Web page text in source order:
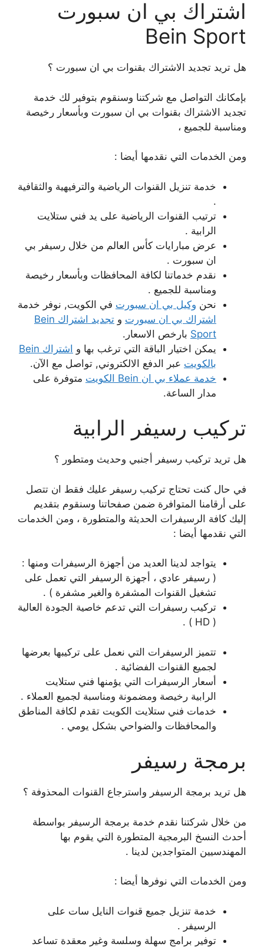
اشتراك بي ان سبورت
Bein Sport
هل تريد تجديد الاشتراك بقنوات بي ان سبورت ؟
بإمكانك التواصل مع شركتنا وسنقوم بتوفير لك خدمة
تجديد الاشتراك بقنوات بي ان سبورت وبأسعار رخيصة
ومناسبة للجميع ،
ومن الخدمات التي نقدمها أيضا :
خدمة تنزيل القنوات الرياضية والترفيهية والثقافية
.
ترتيب القنوات الرياضية على يد فني ستلايت
الرابية .
عرض مبارايات كأس العالم من خلال رسيفر بي
ان سبورت .
نقدم خدماتنا لكافة المحافظات وبأسعار رخيصة
ومناسبة للجميع .
نحن وكيل بي ان سبورت في الكويت, نوفر خدمة
اشتراك بي ان سبورت و
تجديد اشتراك Bein
Sport بارخص الاسعار.
يمكن اختيار الباقة التي ترغب بها و
اشتراك Bein
بالكويت عبر الدفع الالكتروني, تواصل مع الآن.
خدمة عملاء بي ان Bein الكويت
متوفرة على
مدار الساعة.
تركيب رسيفر الرابية
هل تريد تركيب رسيفر أجنبي وحديث ومتطور ؟
في حال كنت تحتاج تركيب رسيفر عليك فقط ان تتصل
على أرقامنا المتوافرة ضمن صفحاتنا وسنقوم بتقديم
إليك كافة الرسيفرات الحديثة والمتطورة ، ومن الخدمات
التي نقدمها أيضا :
يتواجد لدينا العديد من أجهزة الرسيفرات ومنها :
( رسيفر عادي ، أجهزة الرسيفر التي تعمل على
تشغيل القنوات المشفرة والغير مشفرة ) .
تركيب رسيفرات التي تدعم خاصية الجودة العالية
( HD ) .
تتميز الرسيفرات التي نعمل على تركيبها بعرضها
لجميع القنوات الفضائية .
أسعار الرسيفرات التي يؤمنها فني ستلايت
الرابية رخيصة ومضمونة ومناسبة لجميع العملاء .
خدمات فني ستلايت الكويت تقدم لكافة المناطق
والمحافظات والضواحي بشكل يومي .
برمجة رسيفر
هل تريد برمجة الرسيفر واسترجاع القنوات المحذوفة ؟
من خلال شركتنا نقدم خدمة برمجة الرسيفر بواسطة
أحدث النسخ البرمجية المتطورة التي يقوم بها
المهندسيين المتواجدين لدينا .
ومن الخدمات التي نوفرها أيضا :
خدمة تنزيل جميع قنوات النايل سات على
الرسيفر .
توفير برامج سهلة وسلسة وغير معقدة تساعد